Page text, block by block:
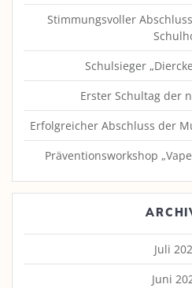
Stimmungsvoller
Schulsieger
Erster Schultag der
Erfolgreicher Abschluss der
Präventionsworkshop
Juli
Juni